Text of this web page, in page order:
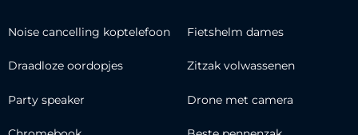
Noise cancelling koptelefoon
Draadloze oordopjes
Party speaker
Fietshelm dames
Zitzak volwassenen
Drone met camera